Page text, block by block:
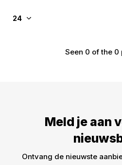
Seen 0 of the 0
Meld je aan
Ontvang de nieuwste